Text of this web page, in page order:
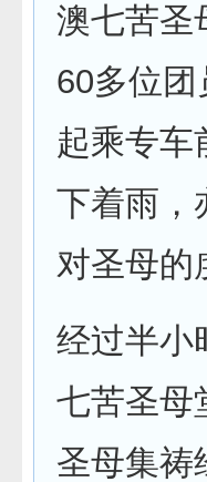
澳七苦圣
60多位
起乘专车
下着雨，
对圣母的
经过半小
七苦圣母
圣母集祷